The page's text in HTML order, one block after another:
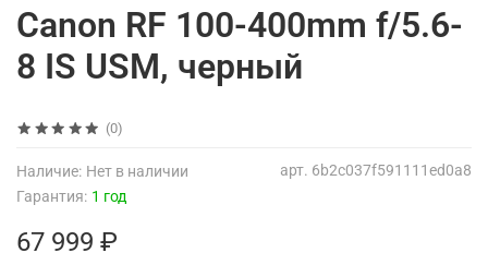
(0)
арт. 6b2c037f591111ed0a8
Наличие: Нет в наличии
Гарантия: 1 год
Canon RF 100-400mm f/5.6-
8 IS USM, черный
67 999 ₽